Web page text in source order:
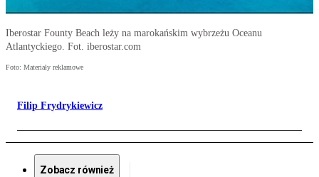
Iberostar Founty Beach leży na marokańskim wybrzeżu Oceanu
Atlantyckiego. Fot. iberostar.com
Foto: Materiały reklamowe
Filip Frydrykiewicz
Zobacz również